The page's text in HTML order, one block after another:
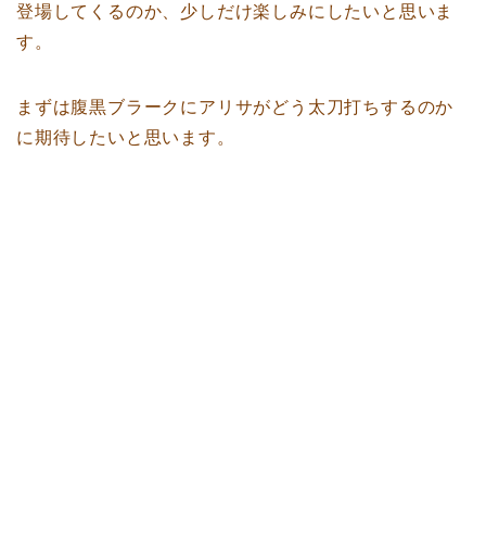
登場してくるのか、少しだけ楽しみにしたいと思いま
す。
まずは腹黒ブラークにアリサがどう太刀打ちするのか
に期待したいと思います。